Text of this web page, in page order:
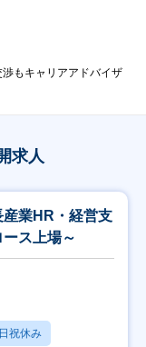
もキャリアアドバイザ
求人
業HR・経営支
ス上場～
祝休み